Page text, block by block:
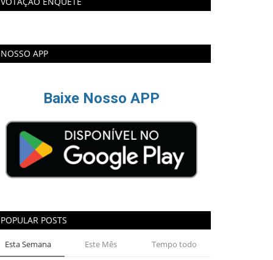
NOSSO APP
Baixe Nosso APP
POPULAR POSTS
Esta Semana Este Mês Tempo todo